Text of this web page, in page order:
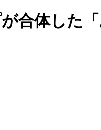
合体した